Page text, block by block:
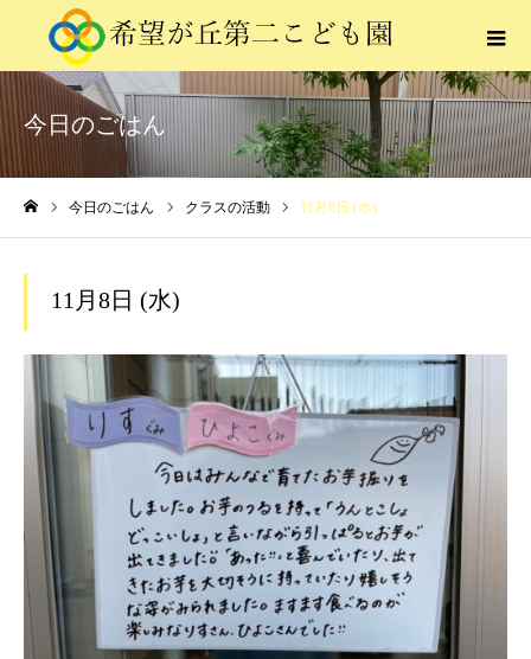
今日のごはん
今日のごはん クラスの活動 11月8日 (水)
11月8日 (水)